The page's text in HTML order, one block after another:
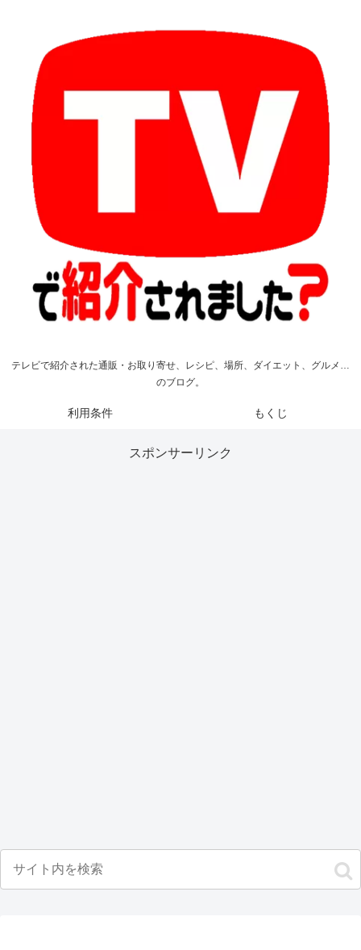
テレビで紹介された通販・お取り寄せ、レシピ、場所、ダイエット、グルメ…
のブログ。
利用条件 もくじ
スポンサーリンク